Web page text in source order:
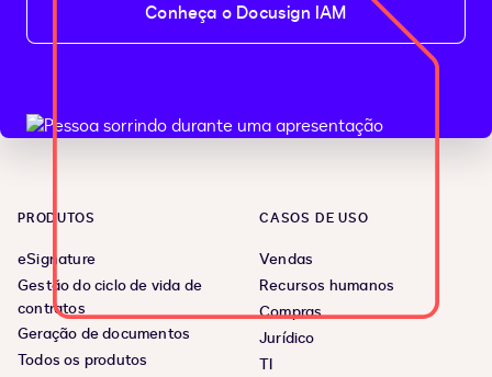
Conheça o Docusign IAM
PRODUTOS
eSignature
Gestão do ciclo de vida de
contratos
Geração de documentos
Todos os produtos
CASOS DE USO
Vendas
Recursos humanos
Compras
Jurídico
TI